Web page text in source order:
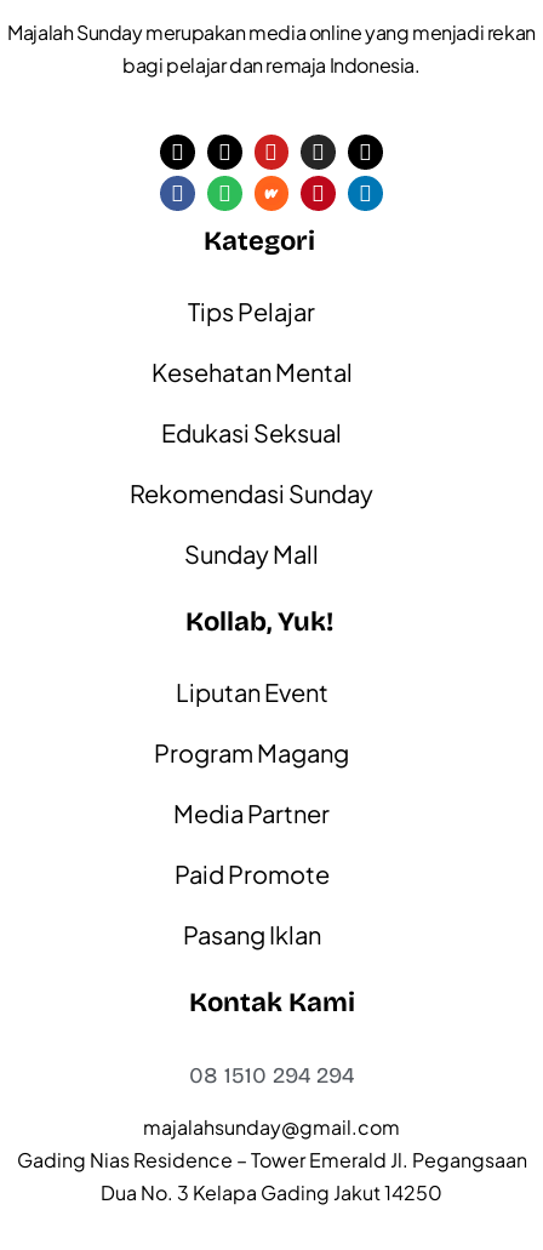
Majalah Sunday merupakan media online yang menjadi rekan
bagi pelajar dan remaja Indonesia.
Kategori
Tips Pelajar
Kesehatan Mental
Edukasi Seksual
Rekomendasi Sunday
Sunday Mall
Kollab, Yuk!
Liputan Event
Program Magang
Media Partner
Paid Promote
Pasang Iklan
Kontak Kami
08 1510 294 294
majalahsunday@gmail.com
Gading Nias Residence – Tower Emerald Jl. Pegangsaan
Dua No. 3 Kelapa Gading Jakut 14250